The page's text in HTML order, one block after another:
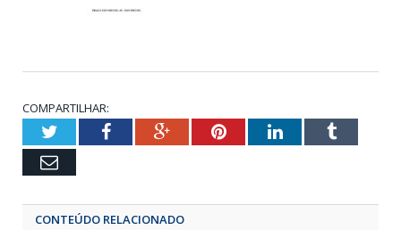
COMPARTILHAR:
TwitterFacebookGoogle+Pinterest
LinkedIn
Email
CONTEÚDO RELACIONADO